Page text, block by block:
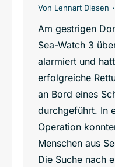
Von Lennart Diesen
Am gestrigen
Sea-Watch 3
alarmiert und
erfolgreiche
an Bord eines
durchgeführt. In
Operation
Menschen aus
Die Suche nach